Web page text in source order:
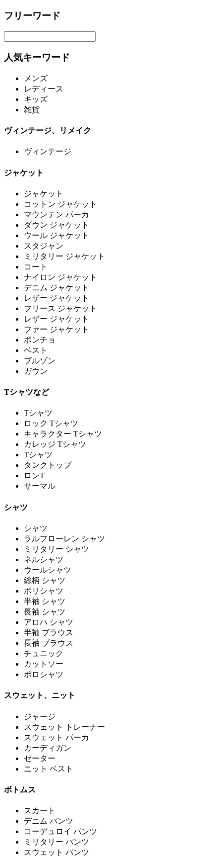
フリーワード
人気キーワード
メンズ
レディース
キッズ
雑貨
ヴィンテージ、リメイク
ヴィンテージ
ジャケット
ジャケット
コットン ジャケット
マウンテン パーカ
ダウン ジャケット
ウール ジャケット
スタジャン
ミリタリー ジャケット
コート
ナイロン ジャケット
デニム ジャケット
レザー ジャケット
フリース ジャケット
レザー ジャケット
ファー ジャケット
ポンチョ
ベスト
ブルゾン
ガウン
Tシャツなど
Tシャツ
ロック Tシャツ
キャラクター Tシャツ
カレッジ Tシャツ
Tシャツ
タンクトップ
ロンT
サーマル
シャツ
シャツ
ラルフローレン シャツ
ミリタリー シャツ
ネルシャツ
ウールシャツ
総柄 シャツ
ポリシャツ
半袖 シャツ
長袖 シャツ
アロハ シャツ
半袖 ブラウス
長袖 ブラウス
チュニック
カットソー
ポロシャツ
スウェット、ニット
ジャージ
スウェット トレーナー
スウェット パーカ
カーディガン
セーター
ニット ベスト
ボトムス
スカート
デニム パンツ
コーデュロイ パンツ
ミリタリー パンツ
スウェット パンツ